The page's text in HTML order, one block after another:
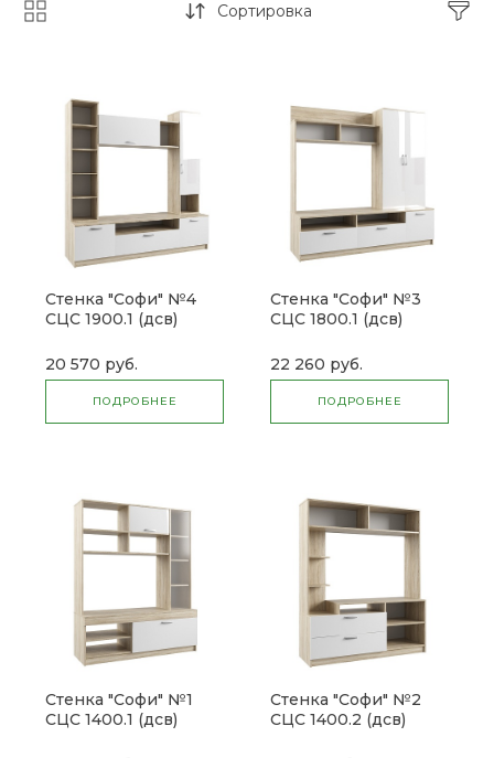
Сортировка
Стенка "Софи" №4
СЦС 1900.1 (дсв)
20 570 руб.
ПОДРОБНЕЕ
Стенка "Софи" №3
СЦС 1800.1 (дсв)
22 260 руб.
ПОДРОБНЕЕ
Стенка "Софи" №1
СЦС 1400.1 (дсв)
Стенка "Софи" №2
СЦС 1400.2 (дсв)